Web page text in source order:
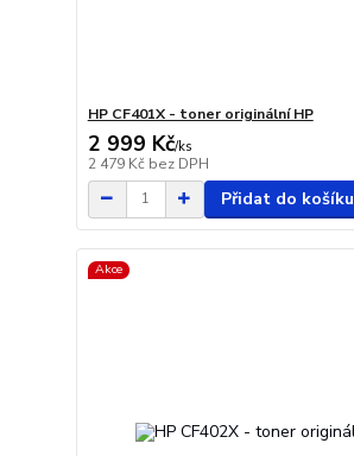
HP CF401X - toner originální HP
2 999 Kč/ks
2 479 Kč bez DPH
Přidat do košíku
Akce